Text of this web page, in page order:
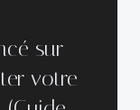
sur
votre